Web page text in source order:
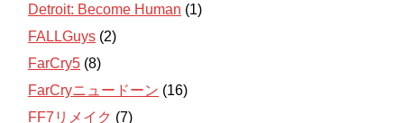
Detroit: Become Human (1)
FALLGuys (2)
FarCry5 (8)
FarCryニュードーン (16)
FF7リメイク (7)